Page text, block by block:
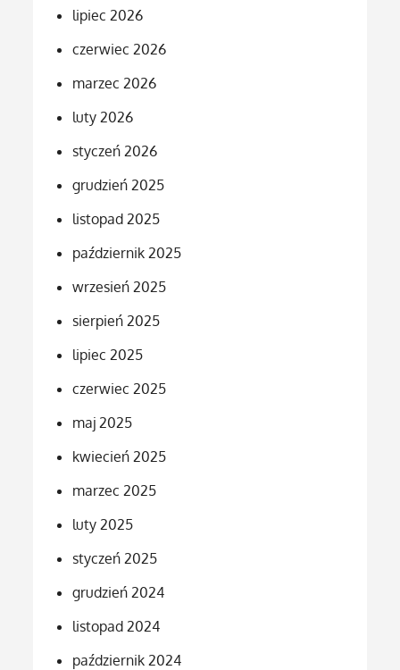
lipiec 2026
czerwiec 2026
marzec 2026
luty 2026
styczeń 2026
grudzień 2025
listopad 2025
październik 2025
wrzesień 2025
sierpień 2025
lipiec 2025
czerwiec 2025
maj 2025
kwiecień 2025
marzec 2025
luty 2025
styczeń 2025
grudzień 2024
listopad 2024
październik 2024